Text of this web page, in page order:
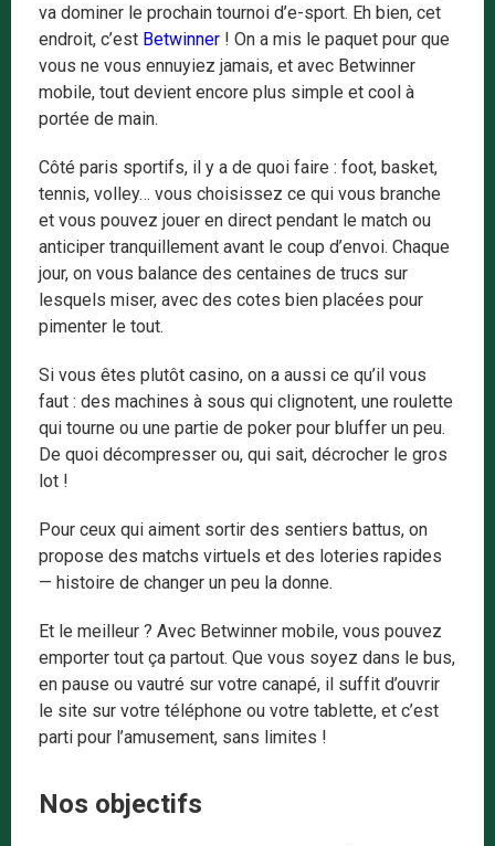
va dominer le prochain tournoi d’e-sport. Eh bien, cet
endroit, c’est Betwinner ! On a mis le paquet pour que
vous ne vous ennuyiez jamais, et avec Betwinner
mobile, tout devient encore plus simple et cool à
portée de main.
Côté paris sportifs, il y a de quoi faire : foot, basket,
tennis, volley… vous choisissez ce qui vous branche
et vous pouvez jouer en direct pendant le match ou
anticiper tranquillement avant le coup d’envoi. Chaque
jour, on vous balance des centaines de trucs sur
lesquels miser, avec des cotes bien placées pour
pimenter le tout.
Si vous êtes plutôt casino, on a aussi ce qu’il vous
faut : des machines à sous qui clignotent, une roulette
qui tourne ou une partie de poker pour bluffer un peu.
De quoi décompresser ou, qui sait, décrocher le gros
lot !
Pour ceux qui aiment sortir des sentiers battus, on
propose des matchs virtuels et des loteries rapides
— histoire de changer un peu la donne.
Et le meilleur ? Avec Betwinner mobile, vous pouvez
emporter tout ça partout. Que vous soyez dans le bus,
en pause ou vautré sur votre canapé, il suffit d’ouvrir
le site sur votre téléphone ou votre tablette, et c’est
parti pour l’amusement, sans limites !
Nos objectifs